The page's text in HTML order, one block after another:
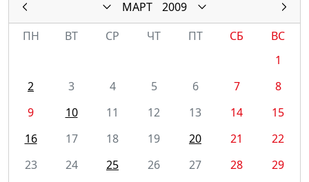
МАРТ
2009
ПН
ВТ СР ЧТ ПТ СБ
ВС
1
2
3 4 5 6 7
8
9
10 11 12 13 14
15
16
17 18 19 20 21
22
23
24 25 26 27 28
29